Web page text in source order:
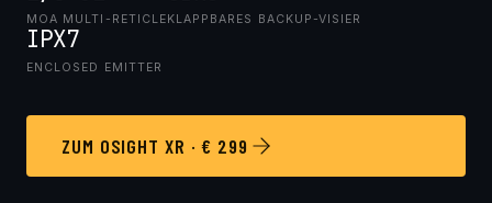
MOA MULTI-RETICLE KLAPPBARES BACKUP-VISIER
IPX7
ENCLOSED EMITTER
ZUM OSIGHT XR · € 299